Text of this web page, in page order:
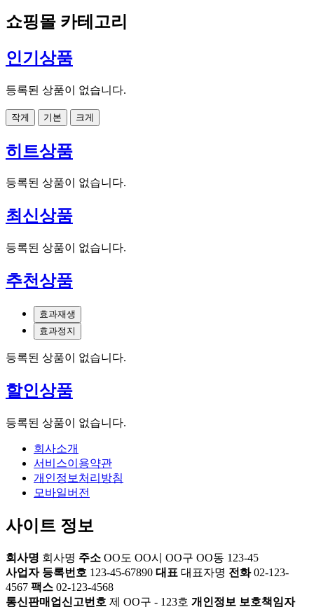
쇼핑몰 카테고리
인기상품
등록된 상품이 없습니다.
작게 기본 크게
히트상품
등록된 상품이 없습니다.
최신상품
등록된 상품이 없습니다.
추천상품
효과재생
효과정지
등록된 상품이 없습니다.
할인상품
등록된 상품이 없습니다.
회사소개
서비스이용약관
개인정보처리방침
모바일버전
사이트 정보
회사명 회사명 주소 OO도 OO시 OO구 OO동 123-45
사업자 등록번호 123-45-67890 대표 대표자명 전화02-123-
4567 팩스 02-123-4568
통신판매업신고번호 제 OO구 - 123호 개인정보 보호책임자